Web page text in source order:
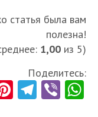
статья была вам
полезна!
1,00 из 5)
Поделитесь:
Pi Te Vi